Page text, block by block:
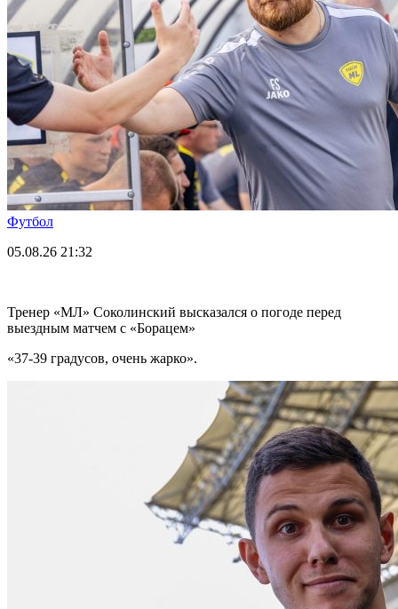
Футбол
05.08.26 21:32
Тренер «МЛ» Соколинский высказался о погоде перед
выездным матчем с «Борацем»
«37-39 градусов, очень жарко».